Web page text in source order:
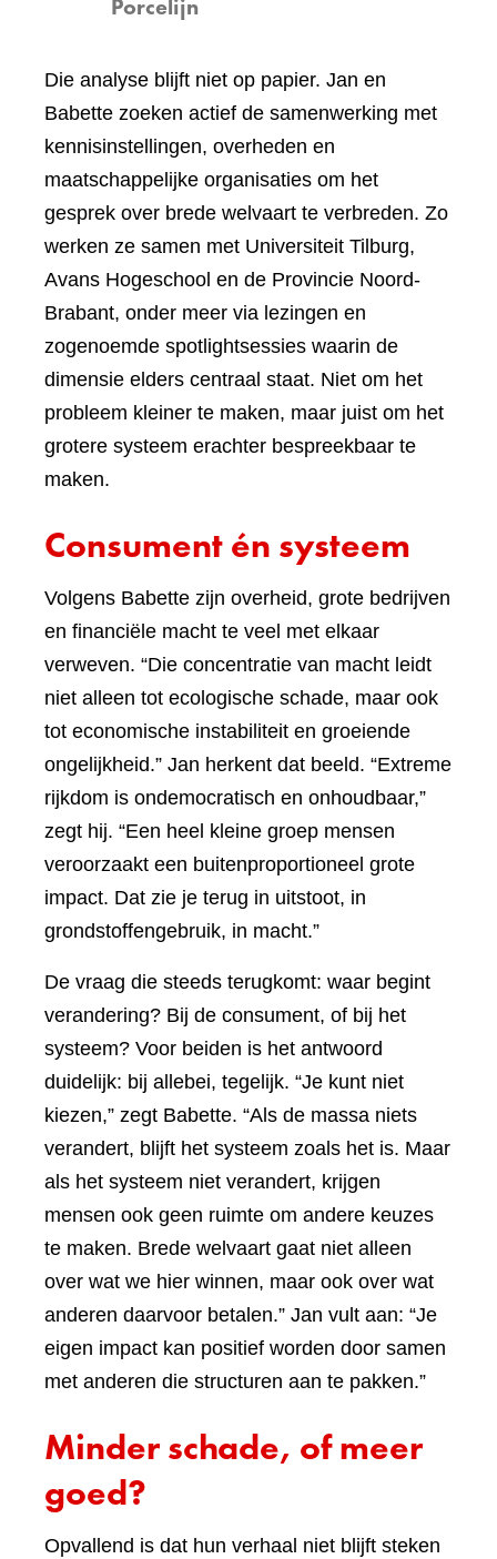
Porcelijn
Die analyse blijft niet op papier. Jan en
Babette zoeken actief de samenwerking met
kennisinstellingen, overheden en
maatschappelijke organisaties om het
gesprek over brede welvaart te verbreden. Zo
werken ze samen met Universiteit Tilburg,
Avans Hogeschool en de Provincie Noord-
Brabant, onder meer via lezingen en
zogenoemde spotlightsessies waarin de
dimensie elders centraal staat. Niet om het
probleem kleiner te maken, maar juist om het
grotere systeem erachter bespreekbaar te
maken.
Consument én systeem
Volgens Babette zijn overheid, grote bedrijven
en financiële macht te veel met elkaar
verweven. “Die concentratie van macht leidt
niet alleen tot ecologische schade, maar ook
tot economische instabiliteit en groeiende
ongelijkheid.” Jan herkent dat beeld. “Extreme
rijkdom is ondemocratisch en onhoudbaar,”
zegt hij. “Een heel kleine groep mensen
veroorzaakt een buitenproportioneel grote
impact. Dat zie je terug in uitstoot, in
grondstoffengebruik, in macht.”
De vraag die steeds terugkomt: waar begint
verandering? Bij de consument, of bij het
systeem? Voor beiden is het antwoord
duidelijk: bij allebei, tegelijk. “Je kunt niet
kiezen,” zegt Babette. “Als de massa niets
verandert, blijft het systeem zoals het is. Maar
als het systeem niet verandert, krijgen
mensen ook geen ruimte om andere keuzes
te maken. Brede welvaart gaat niet alleen
over wat we hier winnen, maar ook over wat
anderen daarvoor betalen.” Jan vult aan: “Je
eigen impact kan positief worden door samen
met anderen die structuren aan te pakken.”
Minder schade, of meer
goed?
Opvallend is dat hun verhaal niet blijft steken